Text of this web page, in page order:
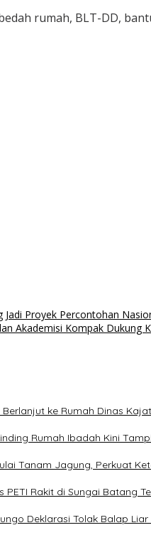
rumah, BLT-DD,
Jadi Proyek Percontohan
Akademisi Kompak Dukung
ke Rumah Dinas
Rumah Ibadah Kini
Tanam Jagung, Perkuat
PETI Rakit di Sungai Batang
Deklarasi Tolak Balap